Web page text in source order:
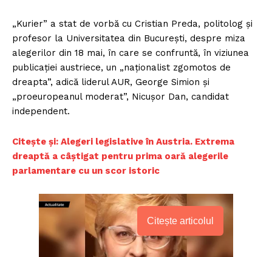
„Kurier” a stat de vorbă cu Cristian Preda, politolog și
profesor la Universitatea din București, despre miza
alegerilor din 18 mai, în care se confruntă, în viziunea
publicației austriece, un „naționalist zgomotos de
dreapta”, adică liderul AUR, George Simion și
„proeuropeanul moderat”, Nicușor Dan, candidat
independent.
Citește și: Alegeri legislative în Austria. Extrema
dreaptă a câștigat pentru prima oară alegerile
parlamentare cu un scor istoric
Citește articolul